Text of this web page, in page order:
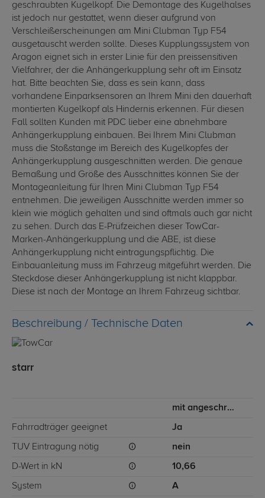
geschraubten Kugelkopf. Die Demontage des Kugelhalses
ist jedoch nur gestattet, wenn dieser aufgrund von
Verschleißerscheinungen am Mini Clubman Typ F54
ausgetauscht werden sollte. Dieses Kupplungssystem von
Aragon eignet sich in erster Linie für den preissensitiven
Vielfahrer, der die Anhängerkupplung sehr oft im Einsatz
hat. Bitte beachten Sie, dass es sein kann, dass
vorhandene Einparksensoren an Ihrem Mini den dauerhaft
montierten Kugelkopf als Hindernis erkennen. Für diesen
Fall sollten Kunden mit PDC lieber eine abnehmbare
Anhängerkupplung einbauen. Bei Ihrem Mini Clubman
muss die Stoßstange im Bereich des Kugelkopfes der
Anhängerkupplung ausgeschnitten werden. Die genaue
Bemaßung und Größe des Ausschnittes können Sie der
Montageanleitung für Ihren Mini Clubman Typ F54
entnehmen. Die jeweiligen Ausschnitte werden immer so
klein wie möglich gehalten und sind oftmals auch gar nicht
zu sehen. Durch das E-Prüfzeichen dieser TowCar-
Marken-Anhängerkupplung und die ABE, ist diese
Anhängerkupplung nicht eintragungspflichtig. Die
Einbauanleitung muss im Fahrzeug mitgeführt werden. Die
Steckdose dieser Anhängerkupplung ist nicht klappbar.
Diese ist nach der Montage an Ihrem Fahrzeug sichtbar.
Technische Daten
starr
mit angeschraubtem Kugelkopf
Fahrradträger geeignet Ja
TÜV Eintragung nötig nein
D-Wert in kN 10,66
System A